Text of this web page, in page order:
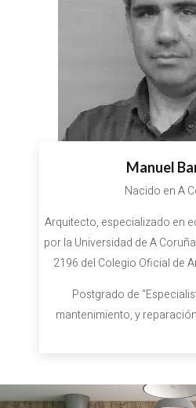
Manuel
Nacido en A
Arquitecto, especializado en
por la Universidad de A
2196 del Colegio Oficial de
Postgrado de
mantenimiento, y